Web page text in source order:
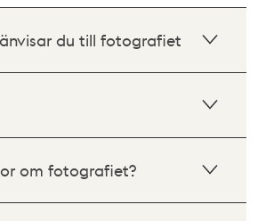
du till fotografiet
om fotografiet?